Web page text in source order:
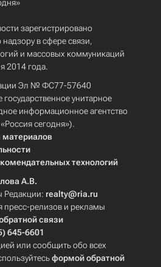
зарегистрировано
в сфере связи,
и массовых коммуникаций
2014 года.
Эл № ФС77-57640
унитарное
информационное агентство
сегодня»).
материалов
технологий
А.В.
Редакции: realty@ria.ru
релизов и рекламы
связи
645-6601
или сообщить обо всех
формой обратной